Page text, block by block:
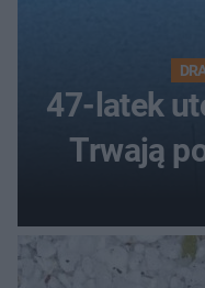
47-latek
Trwają